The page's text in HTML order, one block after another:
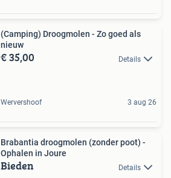
(Camping) Droogmolen - Zo goed als
nieuw
€ 35,00 Details
Wervershoof 3 aug 26
Brabantia droogmolen (zonder poot) -
Ophalen in Joure
Bieden Details